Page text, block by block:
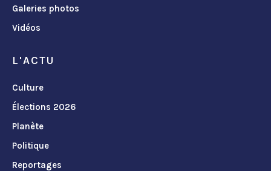
Galeries photos
Vidéos
L'ACTU
Culture
Élections 2026
Planète
Politique
Reportages